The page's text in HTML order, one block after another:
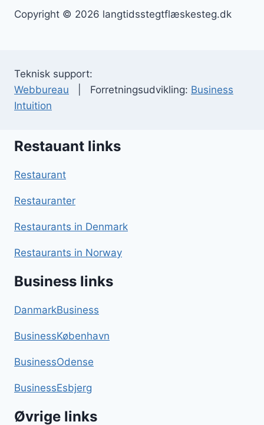
Copyright © 2026 langtidsstegtflæskesteg.dk
Teknisk support:
Webbureau | Forretningsudvikling: Business
Intuition
Restauant links
Restaurant
Restauranter
Restaurants in Denmark
Restaurants in Norway
Business links
DanmarkBusiness
BusinessKøbenhavn
BusinessOdense
BusinessEsbjerg
Øvrige links